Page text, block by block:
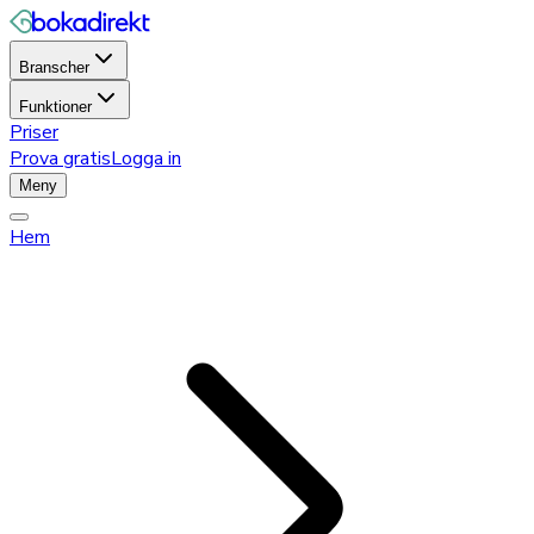
Branscher
Funktioner
Priser
Prova gratisLogga in
Meny
Hem